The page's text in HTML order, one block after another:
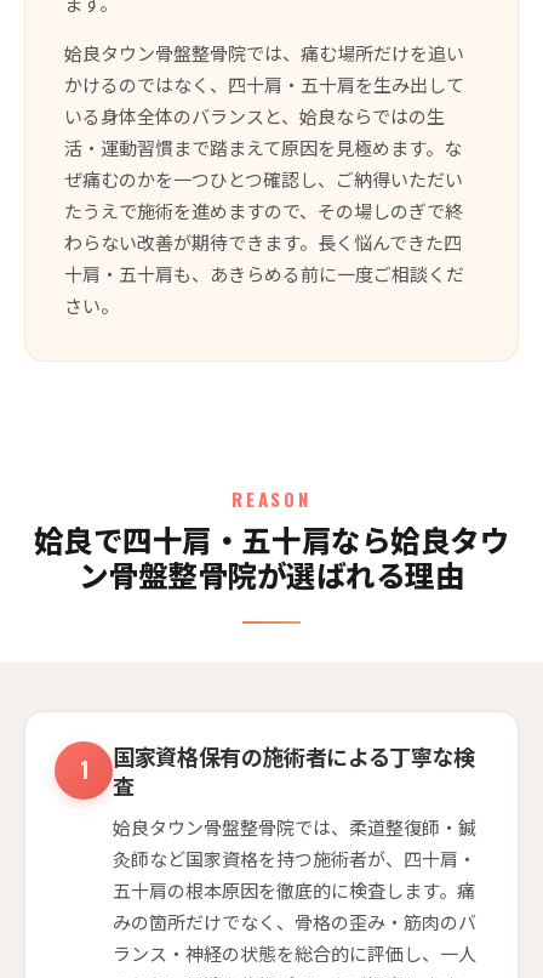
姶良タウン骨盤整骨院では、痛む場所だけを追い
かけるのではなく、四十肩・五十肩を生み出して
いる身体全体のバランスと、姶良ならではの生
活・運動習慣まで踏まえて原因を見極めます。な
ぜ痛むのかを一つひとつ確認し、ご納得いただい
たうえで施術を進めますので、その場しのぎで終
わらない改善が期待できます。長く悩んできた四
十肩・五十肩も、あきらめる前に一度ご相談くだ
さい。
REASON
姶良で四十肩・五十肩なら姶良タウ
ン骨盤整骨院が選ばれる理由
国家資格保有の施術者による丁寧な検
査
姶良タウン骨盤整骨院では、柔道整復師・鍼
灸師など国家資格を持つ施術者が、四十肩・
五十肩の根本原因を徹底的に検査します。痛
みの箇所だけでなく、骨格の歪み・筋肉のバ
ランス・神経の状態を総合的に評価し、一人